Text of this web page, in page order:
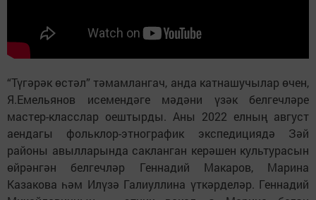
“Түгәрәк өстәл” тәмамлангач, анда катнашучылар өчен,
Я.Емельянов исемендәге мәдәни үзәк белгечләре
мастер-класслар оештырды. Аны 2022 елның август
аендагы фольклор-этнографик экспедициядә Зәй
районы авылларында сакланган керәшен культурасын
өйрәнгән белгечләр Геннадий Макаров, Марина
Казакова һәм Илүзә Галиуллина үткәрделәр. Геннадий